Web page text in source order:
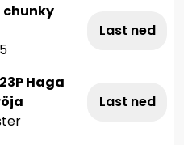
chunky
Last ned
Haga
Last ned